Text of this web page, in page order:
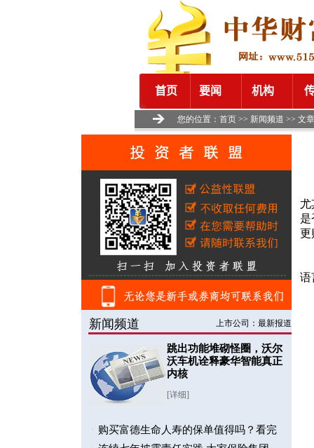
您的位置： 首页 >> 新闻频道 >> 文
尤
是
更
语